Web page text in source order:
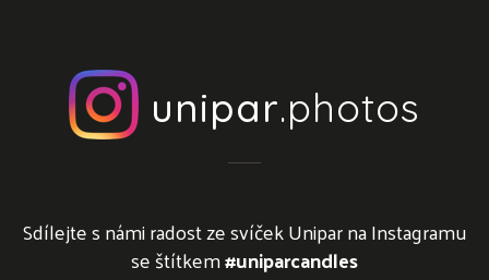
unipar.photos
Sdílejte s námi radost ze svíček Unipar na Instagramu
se štítkem#uniparcandles